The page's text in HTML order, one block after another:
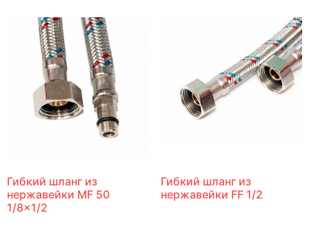
Гибкий шланг из
нержавейки MF 50
1/8×1/2
Гибкий шланг из
нержавейки FF 1/2